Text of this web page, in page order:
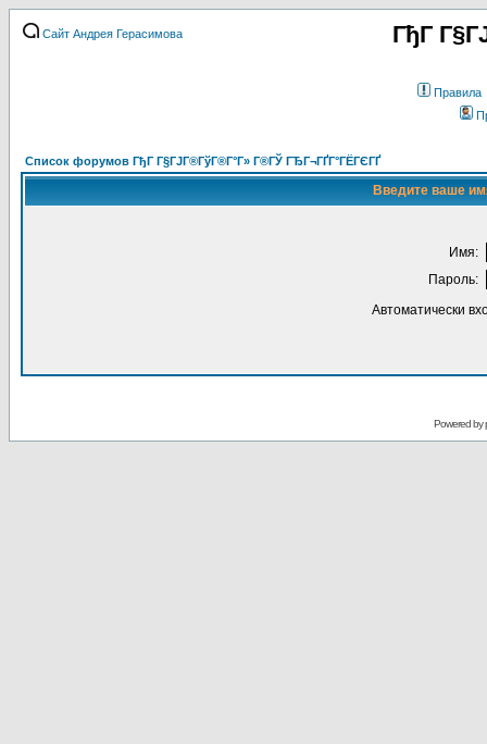
Сайт Андрея Герасимова ГђГ
Правила
Список форумов ГђГ Г§ГЈГ®ГўГ®Г°Г» Г®ГЎ ГЂГ¬ГҐГ°ГЁГЄГҐ
Введите ваше
Имя:
Пароль:
Автоматически
Powered by